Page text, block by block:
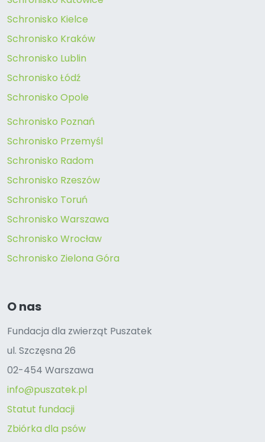
Schronisko Kielce
Schronisko Kraków
Schronisko Lublin
Schronisko Łódź
Schronisko Opole
Schronisko Poznań
Schronisko Przemyśl
Schronisko Radom
Schronisko Rzeszów
Schronisko Toruń
Schronisko Warszawa
Schronisko Wrocław
Schronisko Zielona Góra
O nas
Fundacja dla zwierząt Puszatek
ul. Szczęsna 26
02-454 Warszawa
info@puszatek.pl
Statut fundacji
Zbiórka dla psów